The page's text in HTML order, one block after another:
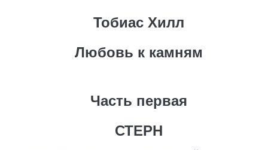
Тобиас Хилл
Любовь к камням
Часть первая
СТЕРН